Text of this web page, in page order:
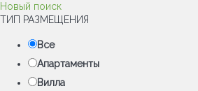
Новый поиск
ТИП РАЗМЕЩЕНИЯ
Все
Апартаменты
Вилла